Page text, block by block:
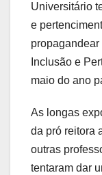
Universitário
e
Inclusão e
maio do ano
As longas
da pró reitora
outras
tentaram dar